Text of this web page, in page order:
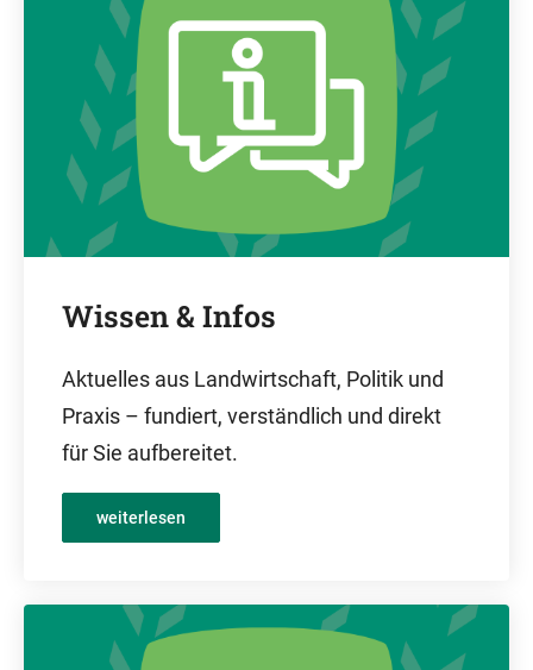
Wissen & Infos
Aktuelles aus Landwirtschaft, Politik und
Praxis – fundiert, verständlich und direkt
für Sie aufbereitet.
weiterlesen